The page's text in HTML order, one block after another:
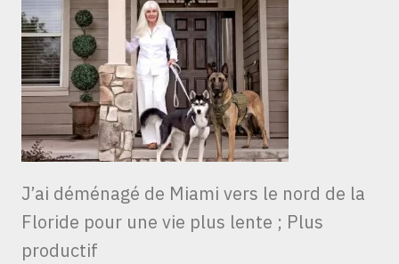
J’ai déménagé de Miami vers le nord de la
Floride pour une vie plus lente ; Plus
productif